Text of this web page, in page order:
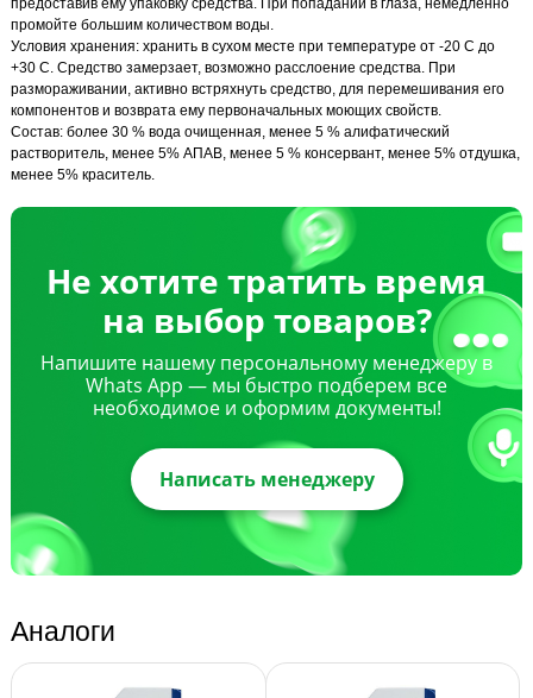
промойте большим количеством воды.
Условия хранения: хранить в сухом месте при температуре от -20 С до
+30 С. Средство замерзает, возможно расслоение средства. При
размораживании, активно встряхнуть средство, для перемешивания его
компонентов и возврата ему первоначальных моющих свойств.
Состав: более 30 % вода очищенная, менее 5 % алифатический
растворитель, менее 5% АПАВ, менее 5 % консервант, менее 5% отдушка,
менее 5% краситель.
Не хотите тратить время
на выбор товаров?
Напишите нашему персональному менеджеру в
Whats App — мы быстро подберем все
необходимое и оформим документы!
Написать менеджеру
Аналоги